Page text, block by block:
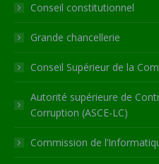
windowwindowwindowwindow
new
Conseil constitutionnel
Grande chancellerie
Conseil Supérieur de la
Autorité supérieure de
Corruption (ASCE-LC)
Commission de